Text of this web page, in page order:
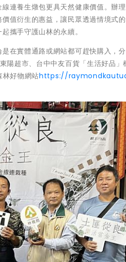
連養生燉包更具天然健康價值。辦
值衍生的惠益，讓民眾透過情境式
攜手守護山林的永續。
在實體通路或網站都可趕快購入，
超市、台中中友百貨「生活好品
好物網站https://